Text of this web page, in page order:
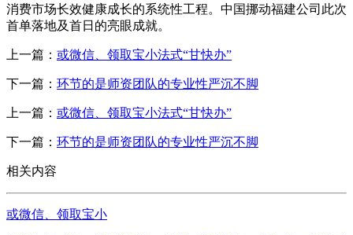
消费市场长效健康成长的系统性工程。中国挪动福建公司此次
首单落地及首日的亮眼成就。
上一篇： 或微信、领取宝小法式“甘快办”
下一篇： 环节的是师资团队的专业性严沉不脚
上一篇： 或微信、领取宝小法式“甘快办”
下一篇： 环节的是师资团队的专业性严沉不脚
相关内容
或微信、领取宝小